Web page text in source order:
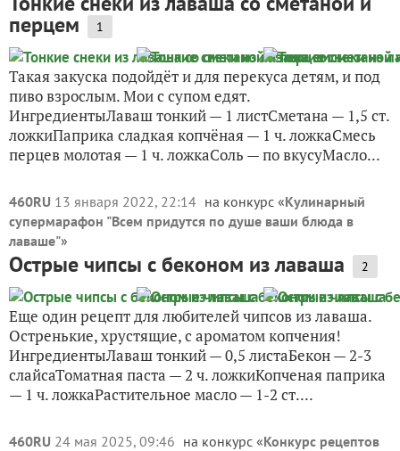
перцем 1
Такая закуска подойдёт и для перекуса детям, и под
пиво взрослым. Мои с супом едят.
ИнгредиентыЛаваш тонкий — 1 листСметана — 1,5 ст.
ложкиПаприка сладкая копчёная — 1 ч. ложкаСмесь
перцев молотая — 1 ч. ложкаСоль — по вкусуМасло...
460RU 13 января 2022, 22:14 на конкурс «Кулинарный
супермарафон "Всем придутся по душе ваши блюда в
лаваше"»
Острые чипсы с беконом из лаваша 2
Еще один рецепт для любителей чипсов из лаваша.
Остренькие, хрустящие, с ароматом копчения!
ИнгредиентыЛаваш тонкий — 0,5 листаБекон — 2-3
слайсаТоматная паста — 2 ч. ложкиКопченая паприка
— 1 ч. ложкаРастительное масло — 1-2 ст....
460RU 24 мая 2025, 09:46 на конкурс «Конкурс рецептов